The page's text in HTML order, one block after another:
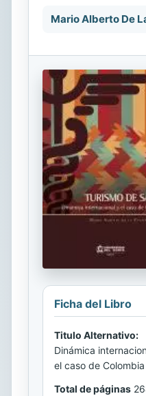
Mario Alberto De
Ficha del Libro
Titulo Alternativo:
Dinámica
el caso de Colombia
Total de páginas